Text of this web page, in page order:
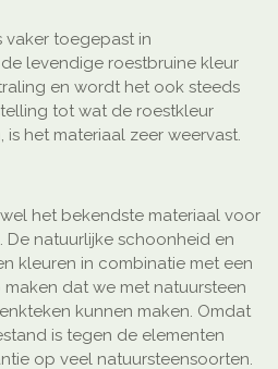
vaker toegepast in
levendige roestbruine kleur
en wordt het ook steeds
tot wat de roestkleur
het materiaal zeer weervast.
het bekendste materiaal voor
De natuurlijke schoonheid en
kleuren in combinatie met een
dat we met natuursteen
kunnen maken. Omdat
is tegen de elementen
op veel natuursteensoorten.